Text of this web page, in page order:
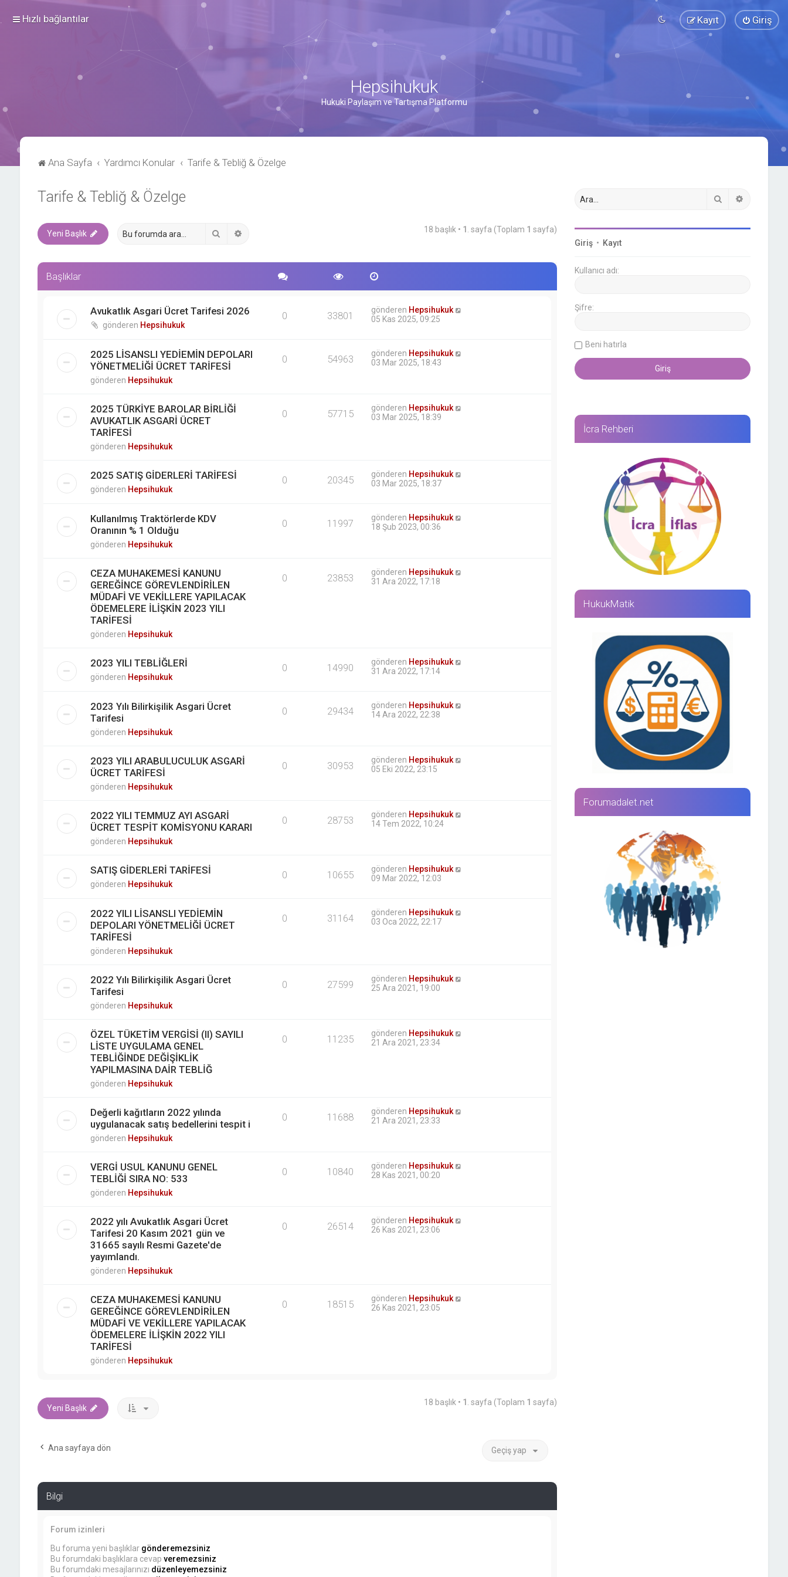
Hızlı bağlantılar Giriş
Kayıt
Hepsihukuk
Hukuki Paylaşım ve Tartışma Platformu
Ana Sayfa Yardımcı Konular Tarife & Tebliğ & Özelge
Tarife & Tebliğ & Özelge
Yeni Başlık 18 başlık • 1 . sayfa (Toplam 1 sayfa)
Başlıklar
Avukatlık Asgari Ücret Tarifesi 2026
gönderen Hepsihukuk
0 33801 gönderen Hepsihukuk
05 Kas 2025, 09:25
2025 LİSANSLI YEDİEMİN DEPOLARI
YÖNETMELİĞİ ÜCRET TARİFESİ
gönderen Hepsihukuk
0 54963 gönderen Hepsihukuk
03 Mar 2025, 18:43
2025 TÜRKİYE BAROLAR BİRLİĞİ
AVUKATLIK ASGARİ ÜCRET
TARİFESİ
gönderen Hepsihukuk
0 57715 gönderen Hepsihukuk
03 Mar 2025, 18:39
2025 SATIŞ GİDERLERİ TARİFESİ
gönderen Hepsihukuk
0 20345 gönderen Hepsihukuk
03 Mar 2025, 18:37
Kullanılmış Traktörlerde KDV
Oranının % 1 Olduğu
gönderen Hepsihukuk
0 11997 gönderen Hepsihukuk
18 Şub 2023, 00:36
CEZA MUHAKEMESİ KANUNU
GEREĞİNCE GÖREVLENDİRİLEN
MÜDAFİ VE VEKİLLERE YAPILACAK
ÖDEMELERE İLİŞKİN 2023 YILI
TARİFESİ
gönderen Hepsihukuk
0 23853 gönderen Hepsihukuk
31 Ara 2022, 17:18
2023 YILI TEBLİĞLERİ
gönderen Hepsihukuk
0 14990 gönderen Hepsihukuk
31 Ara 2022, 17:14
2023 Yılı Bilirkişilik Asgari Ücret
Tarifesi
gönderen Hepsihukuk
0 29434 gönderen Hepsihukuk
14 Ara 2022, 22:38
2023 YILI ARABULUCULUK ASGARİ
ÜCRET TARİFESİ
gönderen Hepsihukuk
0 30953 gönderen Hepsihukuk
05 Eki 2022, 23:15
2022 YILI TEMMUZ AYI ASGARİ
ÜCRET TESPİT KOMİSYONU KARARI
gönderen Hepsihukuk
0 28753 gönderen Hepsihukuk
14 Tem 2022, 10:24
SATIŞ GİDERLERİ TARİFESİ
gönderen Hepsihukuk
0 10655 gönderen Hepsihukuk
09 Mar 2022, 12:03
2022 YILI LİSANSLI YEDİEMİN
DEPOLARI YÖNETMELİĞİ ÜCRET
TARİFESİ
gönderen Hepsihukuk
0 31164 gönderen Hepsihukuk
03 Oca 2022, 22:17
2022 Yılı Bilirkişilik Asgari Ücret
Tarifesi
gönderen Hepsihukuk
0 27599 gönderen Hepsihukuk
25 Ara 2021, 19:00
ÖZEL TÜKETİM VERGİSİ (II) SAYILI
LİSTE UYGULAMA GENEL
TEBLİĞİNDE DEĞİŞİKLİK
YAPILMASINA DAİR TEBLİĞ
gönderen Hepsihukuk
0 11235 gönderen Hepsihukuk
21 Ara 2021, 23:34
Değerli kağıtların 2022 yılında
uygulanacak satış bedellerini tespit i
gönderen Hepsihukuk
0 11688 gönderen Hepsihukuk
21 Ara 2021, 23:33
VERGİ USUL KANUNU GENEL
TEBLİĞİ SIRA NO: 533
gönderen Hepsihukuk
0 10840 gönderen Hepsihukuk
28 Kas 2021, 00:20
2022 yılı Avukatlık Asgari Ücret
Tarifesi 20 Kasım 2021 gün ve
31665 sayılı Resmi Gazete'de
yayımlandı.
gönderen Hepsihukuk
0 26514 gönderen Hepsihukuk
26 Kas 2021, 23:06
CEZA MUHAKEMESİ KANUNU
GEREĞİNCE GÖREVLENDİRİLEN
MÜDAFİ VE VEKİLLERE YAPILACAK
ÖDEMELERE İLİŞKİN 2022 YILI
TARİFESİ
gönderen Hepsihukuk
0 18515 gönderen Hepsihukuk
26 Kas 2021, 23:05
Yeni Başlık
18 başlık • 1 . sayfa (Toplam 1 sayfa)
Ana sayfaya dön Geçiş yap
Bilgi
Forum izinleri
Bu foruma yeni başlıklar gönderemezsiniz
Bu forumdaki başlıklara cevap veremezsiniz
Bu forumdaki mesajlarınızı düzenleyemezsiniz
Ara
Giriş • Kayıt
Kullanıcı adı:
Şifre:
Beni hatırla
İcra Rehberi
HukukMatik
Forumadalet.net